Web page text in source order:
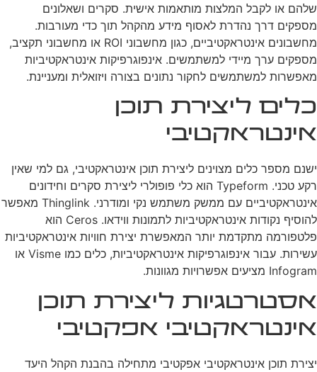
שלהם או לקבל המלצות מותאמות אישית. סקרים ושאלונים
מספקים דרך נהדרת לאסוף מידע מהקהל תוך כדי מעורבות.
מחשבונים אינטראקטיביים, כגון מחשבוני ROI או מחשבוני תקציב,
מספקים ערך מיידי למשתמשים. אינפוגרפיקות אינטראקטיביות
מאפשרות למשתמשים לחקור נתונים בצורה ויזואלית ומעניינת.
כלים ליצירת תוכן
אינטראקטיבי
ישנם מספר כלים מצוינים ליצירת תוכן אינטראקטיבי, גם למי שאין
רקע טכני. Typeform הוא כלי פופולרי ליצירת סקרים וחידונים
אינטראקטיביים עם ממשק משתמש נקי ומודרני. Thinglink מאפשר
להוסיף נקודות אינטראקטיביות לתמונות ווידאו. Ceros הוא
פלטפורמה מתקדמת יותר המאפשרת יצירת חוויות אינטראקטיביות
עשירות. עבור אינפוגרפיקות אינטראקטיביות, כלים כמו Visme או
Infogram מציעים אפשרויות מגוונות.
אסטרטגיות ליצירת תוכן
אינטראקטיבי אפקטיבי
יצירת תוכן אינטראקטיבי אפקטיבי מתחילה בהבנת הקהל היעד